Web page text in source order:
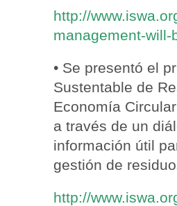
http://
management-
• Se presentó el
Sustentable de
Economía
a través de un
información útil
gestión de
http://